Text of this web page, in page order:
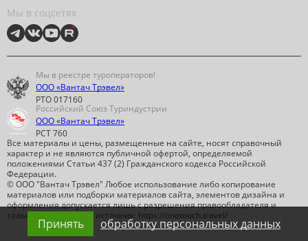
Мы в соцсетях
Мы в реестре туроператоров!
ООО «Вантач Трэвел»
РТО 017160
Все материалы и цены, размещенные на сайте, носят справочный
характер и не являются публичной офертой, определяемой
положениями Статьи 437 (2) Гражданского кодекса Российской
Федерации.
Российский Союз Туриндустрии
ООО «Вантач Трэвел»
РСТ 760
© ООО "Вантач Трэвел" Любое использование либо копирование
материалов или подборки материалов сайта, элементов дизайна и
оформления допускается лишь с разрешения правообладателя и
только со ссылкой на источник: https://onetouch.travel/
обработку персональных данных
Принять